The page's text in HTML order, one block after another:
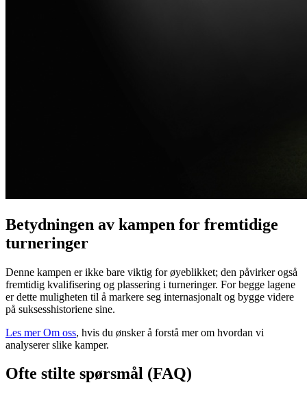
Betydningen av kampen for fremtidige
turneringer
Denne kampen er ikke bare viktig for øyeblikket; den påvirker også
fremtidig kvalifisering og plassering i turneringer. For begge lagene
er dette muligheten til å markere seg internasjonalt og bygge videre
på suksesshistoriene sine.
Les mer Om oss, hvis du ønsker å forstå mer om hvordan vi
analyserer slike kamper.
Ofte stilte spørsmål (FAQ)